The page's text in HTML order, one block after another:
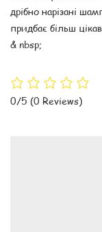
дрібно нарізані
придбає більш
& nbsp;
0/5 (0 Reviews)